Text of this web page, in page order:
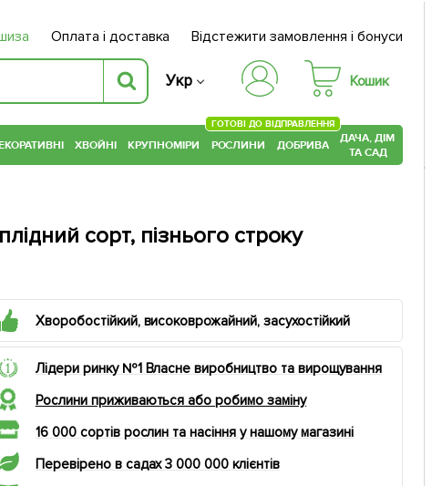
Оплата і доставка Відстежити замовлення і бонуси
Укр Кошик
ХВОЙНІ КРУПНОМІРИ РОСЛИНИ
ГОТОВІ ДО ВІДПРАВЛЕННЯ
ДОБРИВА
ДАЧА, ДІМ
ТА САД
сорт, пізнього строку
Хворобостійкий, високоврожайний, засухостійкий
Лідери ринку №1 Власне виробництво та вирощування
Рослини приживаються або робимо заміну
16 000 сортів рослин та насіння у нашому магазині
Перевірено в садах 3 000 000 клієнтів